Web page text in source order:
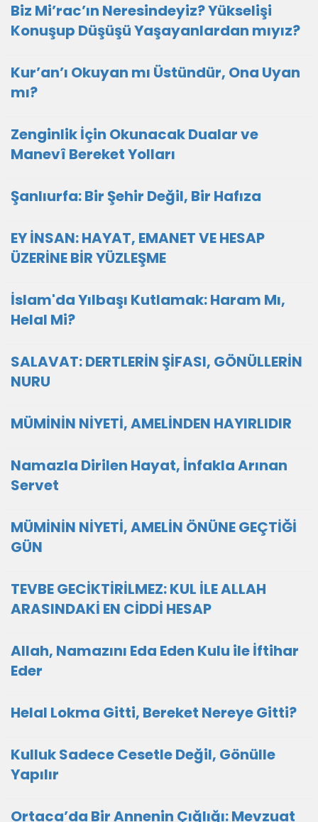
Biz Mi’rac’ın Neresindeyiz? Yükselişi
Konuşup Düşüşü Yaşayanlardan mıyız?
Kur’an’ı Okuyan mı Üstündür, Ona Uyan
mı?
Zenginlik İçin Okunacak Dualar ve
Manevî Bereket Yolları
Şanlıurfa: Bir Şehir Değil, Bir Hafıza
EY İNSAN: HAYAT, EMANET VE HESAP
ÜZERİNE BİR YÜZLEŞME
İslam'da Yılbaşı Kutlamak: Haram Mı,
Helal Mi?
SALAVAT: DERTLERİN ŞİFASI, GÖNÜLLERİN
NURU
MÜMİNİN NİYETİ, AMELİNDEN HAYIRLIDIR
Namazla Dirilen Hayat, İnfakla Arınan
Servet
MÜMİNİN NİYETİ, AMELİN ÖNÜNE GEÇTİĞİ
GÜN
TEVBE GECİKTİRİLMEZ: KUL İLE ALLAH
ARASINDAKİ EN CİDDİ HESAP
Allah, Namazını Eda Eden Kulu ile İftihar
Eder
Helal Lokma Gitti, Bereket Nereye Gitti?
Kulluk Sadece Cesetle Değil, Gönülle
Yapılır
Ortaca’da Bir Annenin Çığlığı: Mevzuat